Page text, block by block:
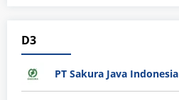
D3
PT Sakura Java Indonesia